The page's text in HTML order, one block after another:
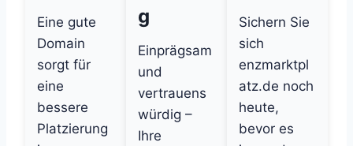
Eine gute
Domain
sorgt für
eine
bessere
Platzierung
g
Einprägsam
und
vertrauens
würdig –
Ihre
Sichern Sie
sich
enzmarktpl
atz.de noch
heute,
bevor es